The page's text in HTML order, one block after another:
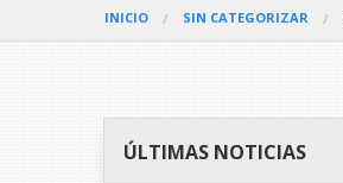
INICIO SIN CATEGORIZAR
ÚLTIMAS NOTICIAS